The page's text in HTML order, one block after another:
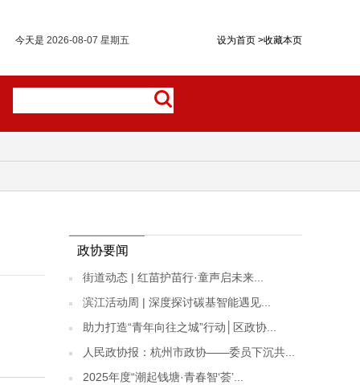
设为首页 >收藏本页
今天是 2026-08-07 星期五
政协要闻
街道动态 | 红苗护苗行·童声启未来...
滨江活动周 | 深度探讨碳基智能遇见...
助力打造“青年向往之城”行动│区政协...
人民政协报：杭州市政协——委员下沉共...
2025年度“潮起钱塘·青春智‘荟’...